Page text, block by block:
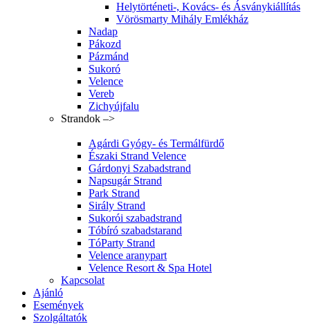
Helytörténeti-, Kovács- és Ásványkiállítás
Vörösmarty Mihály Emlékház
Nadap
Pákozd
Pázmánd
Sukoró
Velence
Vereb
Zichyújfalu
Strandok –>
Agárdi Gyógy- és Termálfürdő
Északi Strand Velence
Gárdonyi Szabadstrand
Napsugár Strand
Park Strand
Sirály Strand
Sukorói szabadstrand
Tóbíró szabadstarand
TóParty Strand
Velence aranypart
Velence Resort & Spa Hotel
Kapcsolat
Ajánló
Események
Szolgáltatók